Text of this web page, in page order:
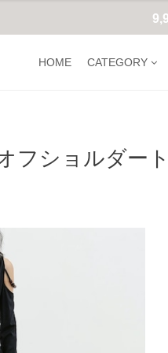
HOME CATEGORY
フショルダー